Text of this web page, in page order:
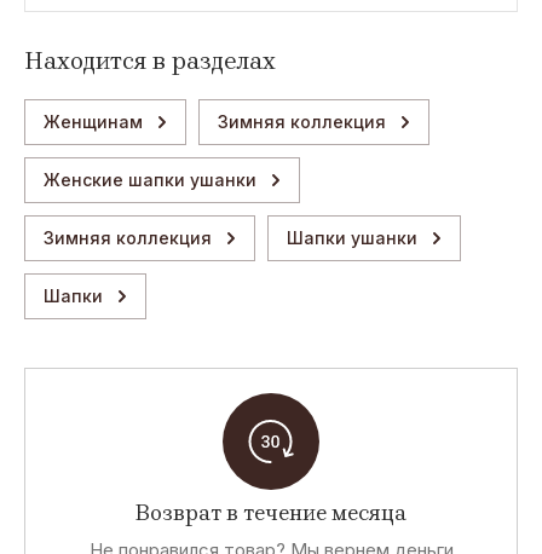
Находится в разделах
Женщинам Зимняя коллекция
Женские шапки ушанки
Зимняя коллекция Шапки ушанки
Шапки
Возврат в течение месяца
Не понравился товар? Мы вернем деньги